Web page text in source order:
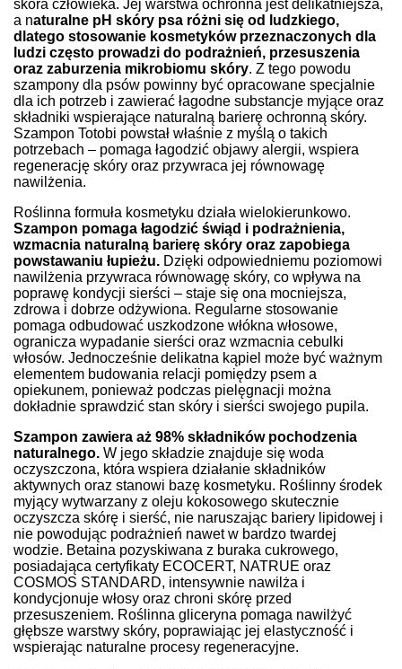
skóra człowieka. Jej warstwa ochronna jest delikatniejsza,
a naturalne pH skóry psa różni się od ludzkiego,
dlatego stosowanie kosmetyków przeznaczonych dla
ludzi często prowadzi do podrażnień, przesuszenia
oraz zaburzenia mikrobiomu skóry. Z tego powodu
szampony dla psów powinny być opracowane specjalnie
dla ich potrzeb i zawierać łagodne substancje myjące oraz
składniki wspierające naturalną barierę ochronną skóry.
Szampon Totobi powstał właśnie z myślą o takich
potrzebach – pomaga łagodzić objawy alergii, wspiera
regenerację skóry oraz przywraca jej równowagę
nawilżenia.
Roślinna formuła kosmetyku działa wielokierunkowo.
Szampon pomaga łagodzić świąd i podrażnienia,
wzmacnia naturalną barierę skóry oraz zapobiega
powstawaniu łupieżu. Dzięki odpowiedniemu poziomowi
nawilżenia przywraca równowagę skóry, co wpływa na
poprawę kondycji sierści – staje się ona mocniejsza,
zdrowa i dobrze odżywiona. Regularne stosowanie
pomaga odbudować uszkodzone włókna włosowe,
ogranicza wypadanie sierści oraz wzmacnia cebulki
włosów. Jednocześnie delikatna kąpiel może być ważnym
elementem budowania relacji pomiędzy psem a
opiekunem, ponieważ podczas pielęgnacji można
dokładnie sprawdzić stan skóry i sierści swojego pupila.
Szampon zawiera aż 98% składników pochodzenia
naturalnego. W jego składzie znajduje się woda
oczyszczona, która wspiera działanie składników
aktywnych oraz stanowi bazę kosmetyku. Roślinny środek
myjący wytwarzany z oleju kokosowego skutecznie
oczyszcza skórę i sierść, nie naruszając bariery lipidowej i
nie powodując podrażnień nawet w bardzo twardej
wodzie. Betaina pozyskiwana z buraka cukrowego,
posiadająca certyfikaty ECOCERT, NATRUE oraz
COSMOS STANDARD, intensywnie nawilża i
kondycjonuje włosy oraz chroni skórę przed
przesuszeniem. Roślinna gliceryna pomaga nawilżyć
głębsze warstwy skóry, poprawiając jej elastyczność i
wspierając naturalne procesy regeneracyjne.